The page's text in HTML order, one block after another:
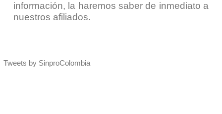
información, la haremos saber de inmediato a
nuestros afiliados.
Tweets by SinproColombia